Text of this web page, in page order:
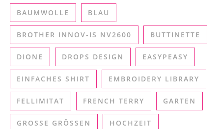
BAUMWOLLE BLAU
BROTHER INNOV-IS NV2600 BUTTINETTE
DIONE DROPS DESIGN EASYPEASY
EINFACHES SHIRT EMBROIDERY LIBRARY
FELLIMITAT FRENCH TERRY GARTEN
GROSSE GRÖSSEN HOCHZEIT